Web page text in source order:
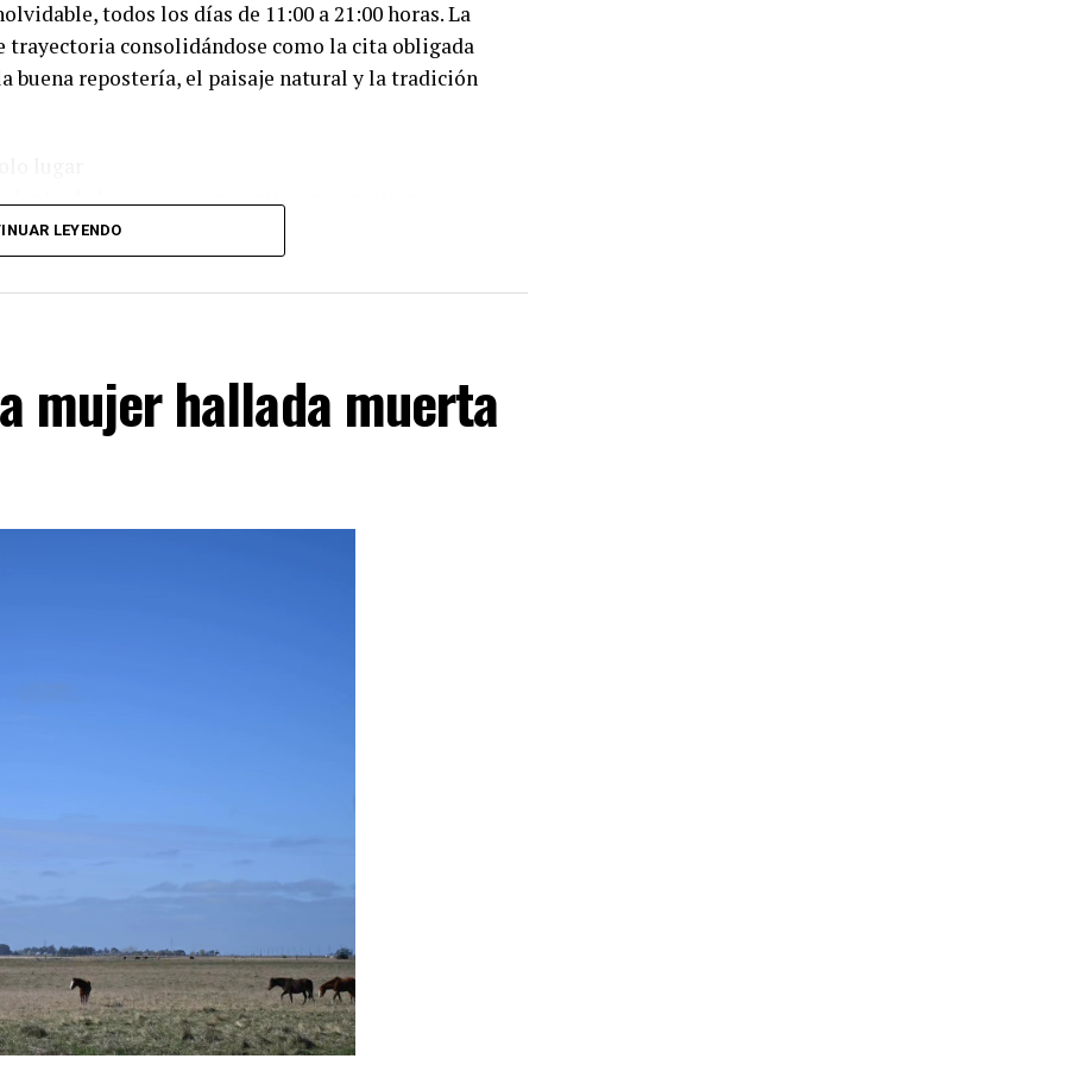
todos los días de 11:00 a 21:00 horas. La
trayectoria consolidándose como la cita obligada
buena repostería, el paisaje natural y la tradición
de los mejores expositores, maestros
todo el país. Los asistentes podrán disfrutar de
de la familia:
del chocolate.
los mejores sabores salados con
Pieza de Chocolate" y al "Mejor Postre",
locales e invitados en el escenario principal,
entretenimiento infantil con juegos e inflables.
históricas arboledas y dejarse tentar por una
de buena música es el plan perfecto para
(ChocoGesell)
de 2026
303, Villa Gesell)
y visitantes
LEYENDO
mujer hallada muerta